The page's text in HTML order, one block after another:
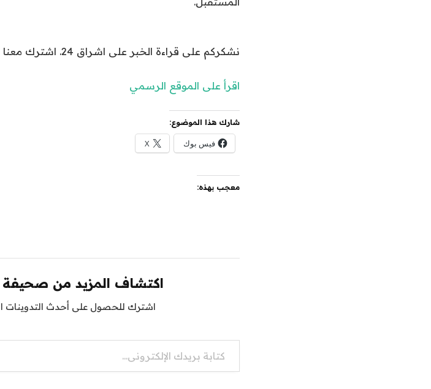
نشكركم على قراءة الخبر على اشراق 24. اشترك معنا في النشرة الإخبارية لتلقي الجديد كل لحظة.
اقرأ على الموقع الرسمي
شارك هذا الموضوع:
فيس بوك X
معجب بهذه:
اكتشاف المزيد من صحيفة
اشترك للحصول على أحدث التدوينات
كتابة بريدك الإلكتروني...